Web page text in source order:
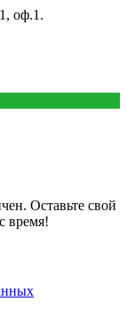
оф.1.
Оставьте свой
время!